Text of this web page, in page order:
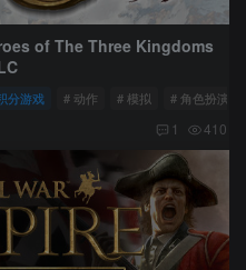
of The Three Kingdoms
分游戏 # 动作 # 模拟 # 角色扮演
1 410